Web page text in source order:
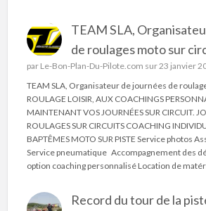
TEAM SLA,
de roulages moto sur
par Le-Bon-Plan-Du-Pilote.com sur 23 janvier
TEAM SLA, Organisateur de journées de
ROULAGE LOISIR, AUX COACHINGS
MAINTENANT VOS JOURNÉES SUR CIRCUIT.
ROULAGES SUR CIRCUITS COACHING
BAPTÊMES MOTO SUR PISTE Service photos
Service pneumatique Accompagnement des
option coaching personnalisé Location de
Record du tour de la